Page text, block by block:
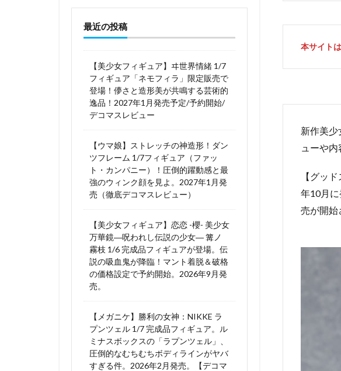
本サイト
新作美少
ューや
【グッ
年10月
売が開始
最近の投稿
【美少女フィギュア】ヰ世界情緒 1/7
フィギュア「ネモフィラ」限定販売で
登場！儚さと造形美が共鳴する芸術的
逸品！2027年1月発売予定/予約開始/
デコマスレビュー
【ウマ娘】ストレッチの神造形！ダン
ツフレーム 1/7フィギュア（ファッ
ト・カンパニー）！圧倒的躍動感と最
強のウィンク顔を見よ。2027年1月発
売（徹底デコマスレビュー）
【美少女フィギュア】恋恋 -櫻- 美少女
万華鏡―呪われし伝説の少女― 篝ノ
霧枝 1/6 完成品フィギュアが登場。伝
説の吸血鬼が降臨！マント着脱＆破格
の価格設定で予約開始。2026年9月発
売。
【メガニケ】勝利の女神：NIKKE ラ
プンツェル 1/7 完成品フィギュア。ル
ミナスボックスの「ラプンツェル」、
圧倒的なむちむちボディラインがヤバ
すぎる件。2026年2月発売。【デコマ